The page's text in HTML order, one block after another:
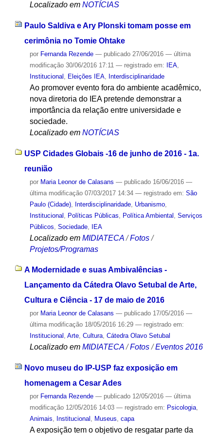
Localizado em NOTÍCIAS
Paulo Saldiva e Ary Plonski tomam posse em
cerimônia no Tomie Ohtake
por Fernanda Rezende — publicado27/06/2016 — última
modificação30/06/2016 17:11 — registrado em: IEA,
Institucional , Eleições IEA, Interdisciplinaridade
Ao promover evento fora do ambiente acadêmico,
nova diretoria do IEA pretende demonstrar a
importância da relação entre universidade e
sociedade.
Localizado em NOTÍCIAS
USP Cidades Globais -16 de junho de 2016 - 1a.
reunião
por Maria Leonor de Calasans — publicado16/06/2016 —
última modificação07/03/2017 14:34 — registrado em: São
Paulo (Cidade), Interdisciplinaridade, Urbanismo,
Institucional
Políticas Públicas Política Ambiental Serviços
Públicos Sociedade, IEA
Localizado em MIDIATECA /Fotos /
Projetos/Programas
A Modernidade e suas Ambivalências -
Lançamento da Cátedra Olavo Setubal de Arte,
Cultura e Ciência - 17 de maio de 2016
por Maria Leonor de Calasans — publicado17/05/2016 —
última modificação18/05/2016 16:29 — registrado em:
Institucional , Arte, Cultura, Cátedra Olavo Setubal
Localizado em MIDIATECA /Fotos /Eventos 2016
Novo museu do IP-USP faz exposição em
homenagem a Cesar Ades
por Fernanda Rezende — publicado12/05/2016 — última
modificação12/05/2016 14:03 — registrado em: Psicologia,
Animais, Institucional , Museus, capa
A exposição tem o objetivo de resgatar parte da